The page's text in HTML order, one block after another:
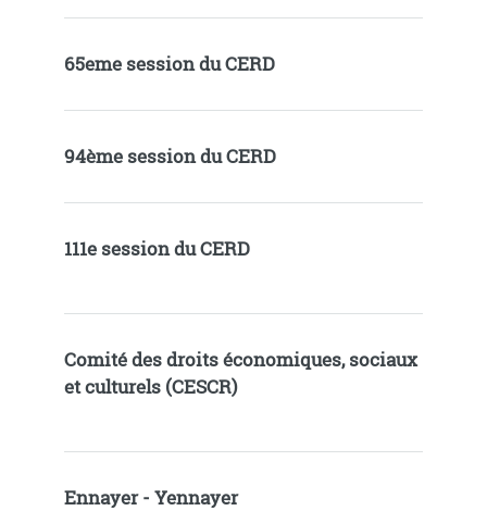
65eme session du CERD
94ème session du CERD
111e session du CERD
Comité des droits économiques, sociaux
et culturels (CESCR)
Ennayer - Yennayer